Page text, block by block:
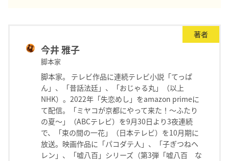
著者
今井 雅子
脚本家
脚本家。 テレビ作品に連続テレビ小説「てっぱ
ん」、「昔話法廷」、「おじゃる丸」（以上
NHK）。2022年「失恋めし」をamazon primeに
て配信。「ミヤコが京都にやって来た！〜ふたり
の夏〜」（ABCテレビ）を9月30日より3夜連続
で、「束の間の一花」（日本テレビ）を10月期に
放送。映画作品に「パコダテ人」、「子ぎつねヘ
レン」、「嘘八百」シリーズ（第3弾「嘘八百 な